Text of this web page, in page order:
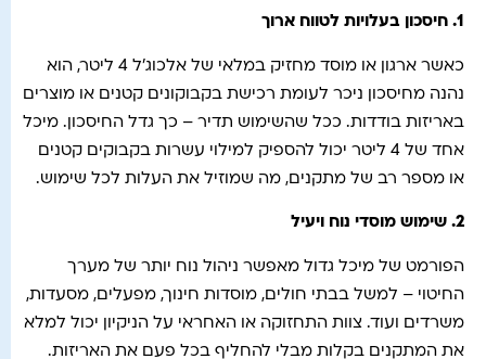
1. חיסכון בעלויות לטווח ארוך
כאשר ארגון או מוסד מחזיק במלאי של אלכוג'ל 4 ליטר, הוא
נהנה מחיסכון ניכר לעומת רכישת בקבוקונים קטנים או מוצרים
באריזות בודדות. ככל שהשימוש תדיר – כך גדל החיסכון. מיכל
אחד של 4 ליטר יכול להספיק למילוי עשרות בקבוקים קטנים
או מספר רב של מתקנים, מה שמוזיל את העלות לכל שימוש.
2. שימוש מוסדי נוח ויעיל
הפורמט של מיכל גדול מאפשר ניהול נוח יותר של מערך
החיטוי – למשל בבתי חולים, מוסדות חינוך, מפעלים, מסעדות,
משרדים ועוד. צוות התחזוקה או האחראי על הניקיון יכול למלא
את המתקנים בקלות מבלי להחליף בכל פעם את האריזות.